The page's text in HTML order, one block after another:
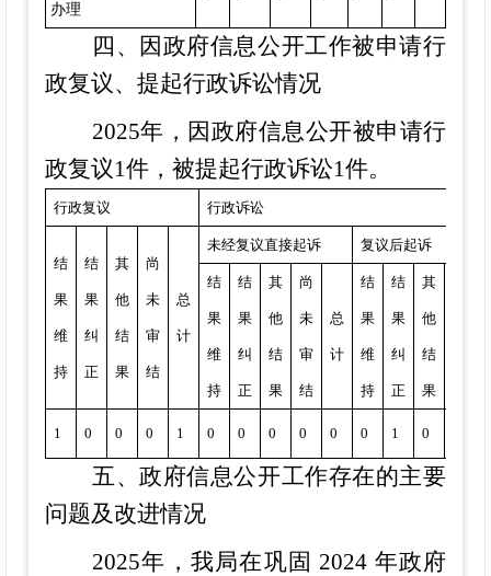
办理
四、因政府信息公开工作被申请行
政复议、提起行政诉讼情况
2025年，因政府信息公开被申请行
政复议1件，被提起行政诉讼1件。
行政复议 行政诉讼
结
果
维
持
结
果
纠
正
其
他
结
果
尚
未
审
结
总
计
未经复议直接起诉 复议后起诉
结
果
维
持
结
果
纠
正
其
他
结
果
尚
未
审
结
总
计
结
果
维
持
结
果
纠
正
其
他
结
果
1 0 0 0 1 0 0 0 0 0 0 1 0
五、政府信息公开工作存在的主要
问题及改进情况
2025年，我局在巩固 2024 年政府